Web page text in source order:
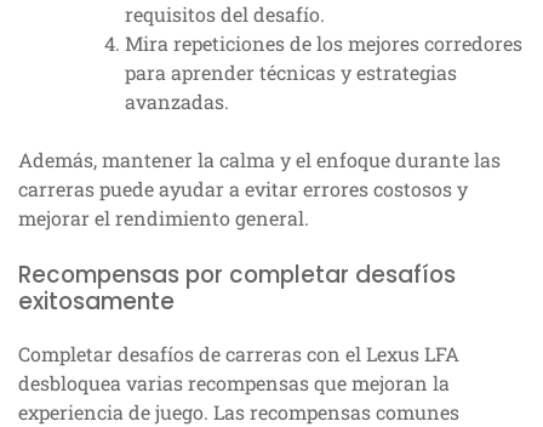
requisitos del desafío.
Mira repeticiones de los mejores corredores
para aprender técnicas y estrategias
avanzadas.
Además, mantener la calma y el enfoque durante las
carreras puede ayudar a evitar errores costosos y
mejorar el rendimiento general.
Recompensas por completar desafíos
exitosamente
Completar desafíos de carreras con el Lexus LFA
desbloquea varias recompensas que mejoran la
experiencia de juego. Las recompensas comunes